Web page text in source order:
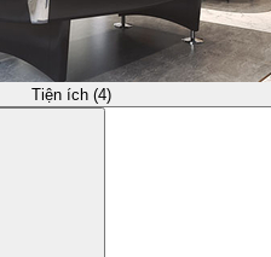
Tiện ích (4)